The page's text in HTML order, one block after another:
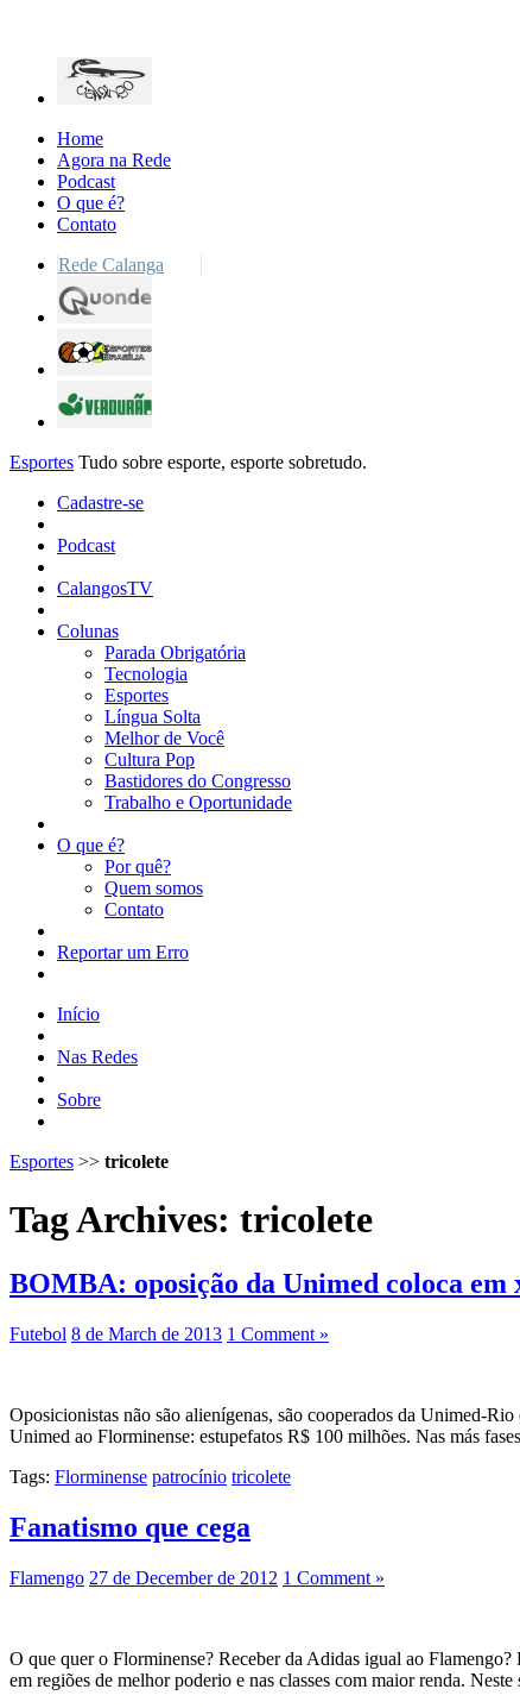
Home
Agora na Rede
Podcast
O que é?
Contato
Rede Calanga
Esportes Tudo sobre esporte, esporte sobretudo.
Cadastre-se
Podcast
CalangosTV
Colunas
Parada Obrigatória
Tecnologia
Esportes
Língua Solta
Melhor de Você
Cultura Pop
Bastidores do Congresso
Trabalho e Oportunidade
O que é?
Por quê?
Quem somos
Contato
Reportar um Erro
Início
Nas Redes
Sobre
Esportes >> tricolete
Tag Archives: tricolete
BOMBA: oposição da Unimed coloca
Futebol 8 de March de 2013 1 Comment »
Oposicionistas não são alienígenas, são cooperados da Unimed-
Unimed ao Florminense: estupefatos R$ 100 milhões. Nas más
Tags: Florminense patrocínio tricolete
Fanatismo que cega
Flamengo 27 de December de 2012 1 Comment »
O que quer o Florminense? Receber da Adidas igual ao
em regiões de melhor poderio e nas classes com maior renda.